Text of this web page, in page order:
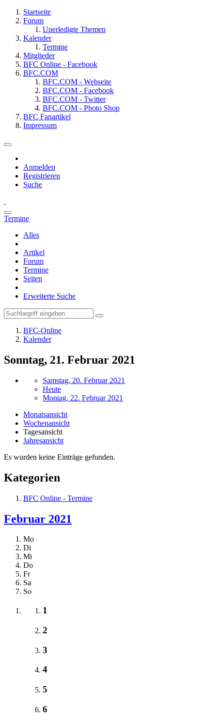
Startseite
Forum
Unerledigte Themen
Kalender
Termine
Mitglieder
BFC Online - Facebook
BFC.COM
BFC.COM - Webseite
BFC.COM - Facebook
BFC.COM - Twitter
BFC.COM - Photo Shop
BFC Fanartikel
Impressum
Anmelden
Registrieren
Suche
Termine
Alles
Artikel
Forum
Termine
Seiten
Erweiterte Suche
BFC-Online
Kalender
Sonntag, 21. Februar 2021
Samstag, 20. Februar 2021
Heute
Montag, 22. Februar 2021
Monatsansicht
Wochenansicht
Tagesansicht
Jahresansicht
Es wurden keine Einträge gefunden.
Kategorien
BFC Online - Termine
Februar 2021
Mo
Di
Mi
Do
Fr
Sa
So
1
2
3
4
5
6